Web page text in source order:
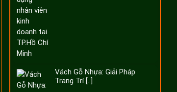
Vách Gỗ Nhựa: Giải Pháp
Trang Trí [..]